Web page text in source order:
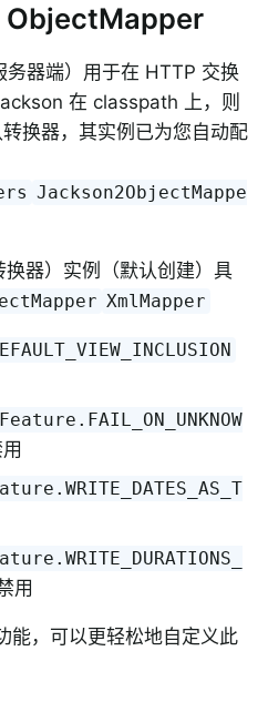
ObjectMapper
器端）用于在 HTTP 交换
在 classpath 上，则
换器，其实例已为您自动配
Jackson2ObjectMappe
器）实例（默认创建）具
XmlMapper
用
能，可以更轻松地自定义此